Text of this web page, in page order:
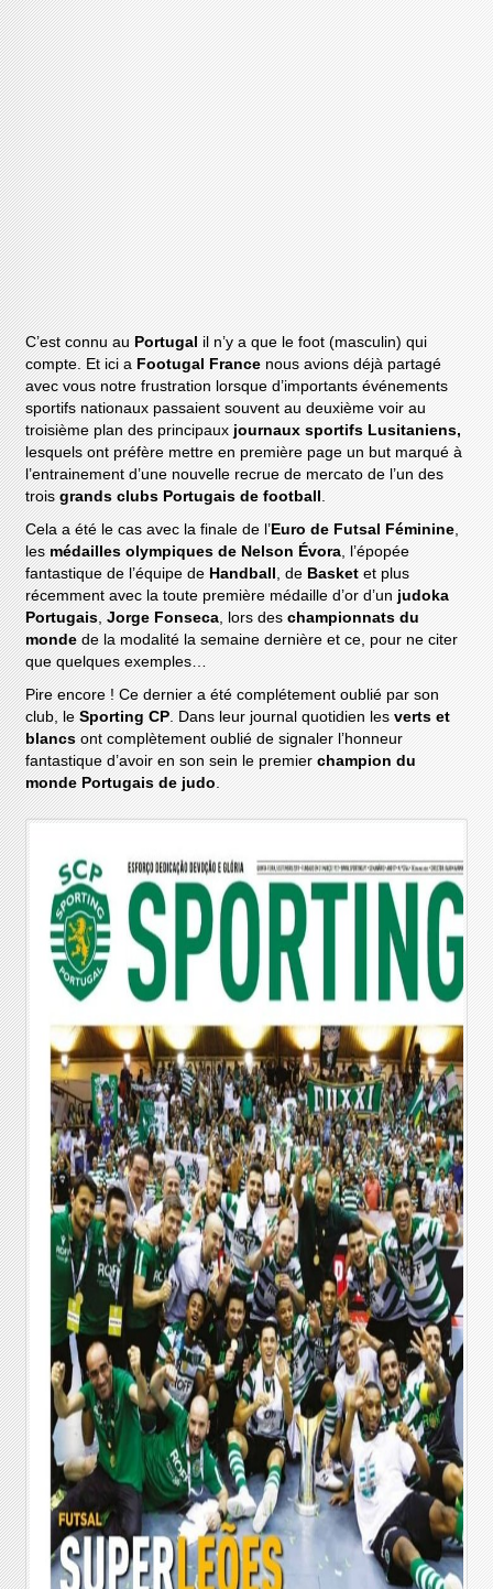
C’est connu auPortugalil n’y a que le foot (masculin) qui
compte. Et ici aFootugal France nous avions déjà partagé
avec vous notre frustration lorsque d’importants événements
sportifs nationaux passaient souvent au deuxième voir au
troisième plan des principaux journaux sportifs Lusitaniens,
lesquels ont préfère mettre en première page un but marqué à
l’entrainement d’une nouvelle recrue de mercato de l’un des
troisgrands clubs Portugais de football
Cela a été le cas avec la finale de l’Euro de Futsal Féminine
lesmédailles olympiques de Nelson Évora , l’épopée
fantastique de l’équipe de Handball , deBasketet plus
récemment avec la toute première médaille d’or d’un judoka
Portugais ,Jorge Fonseca , lors deschampionnats du
mondede la modalité la semaine dernière et ce, pour ne citer
que quelques exemples…
Pire encore ! Ce dernier a été complétement oublié par son
club, leSporting CP . Dans leur journal quotidien lesverts et
blancsont complètement oublié de signaler l’honneur
fantastique d’avoir en son sein le premierchampion du
monde Portugais de judo